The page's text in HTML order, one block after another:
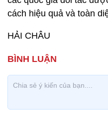
cách hiệu quả và toàn
HẢI CHÂU